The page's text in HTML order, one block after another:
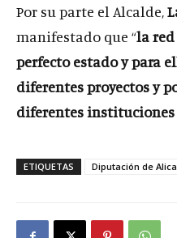
Por su parte el Alcalde,
manifestado que “la
perfecto estado y para
diferentes proyectos y
diferentes instituciones
ETIQUETAS Diputación de